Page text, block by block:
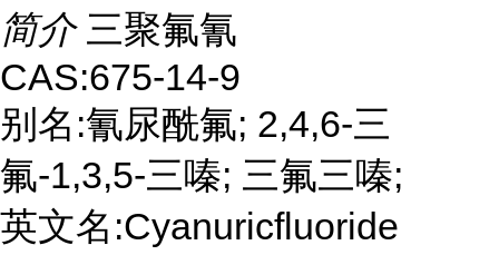
简介 三聚氟氰
CAS:675-14-9
别名:氰尿酰氟; 2,4,6-三
氟-1,3,5-三嗪; 三氟三嗪;
英文名:Cyanuricfluoride